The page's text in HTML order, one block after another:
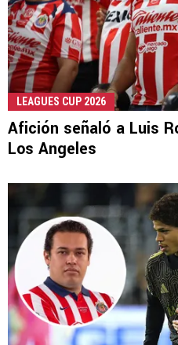
LEAGUES CUP 2026
Afición señaló a Luis
Los Angeles